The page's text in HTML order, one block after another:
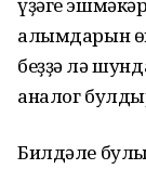
алымдарын
беҙҙә лә
аналог
Билдәле